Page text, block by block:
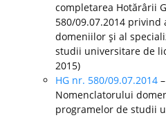
completarea Hotărârii
580/09.07.2014
domeniilor şi al
studii universitare de
2015)
HG nr. 580/09.07.2014
Nomenclatorului
programelor de studii